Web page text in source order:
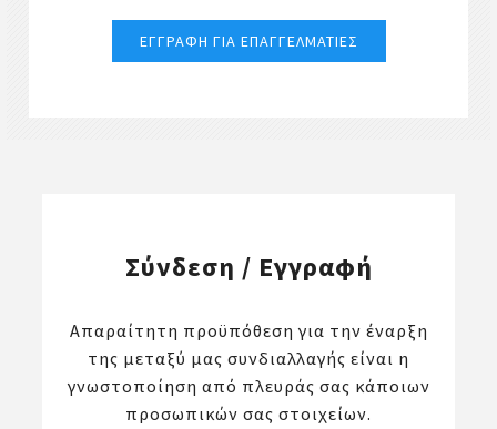
Σύνδεση / Εγγραφή
Απαραίτητη προϋπόθεση για την έναρξη
της μεταξύ μας συνδιαλλαγής είναι η
γνωστοποίηση από πλευράς σας κάποιων
προσωπικών σας στοιχείων.